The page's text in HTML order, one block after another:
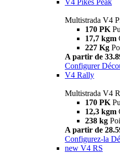
Multistrada V4
170 PK
17,7 kgm
227 Kg
A partir de
Configurer
V4 Rally
Multistrada V4
170 PK
12,3 kgm
238 kg
A partir de
Configurez-la
new V4 RS